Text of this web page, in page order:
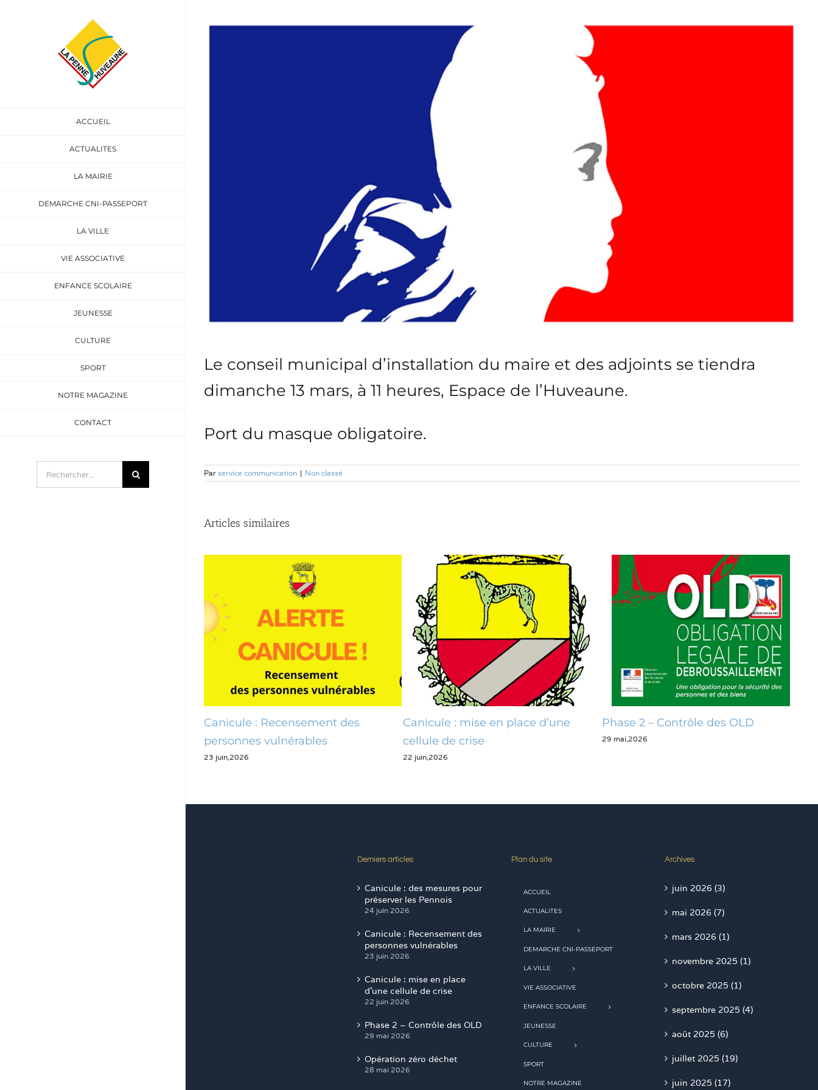
ACCUEIL
ACTUALITES
LA MAIRIE
DEMARCHE CNI-PASSEPORT
LA VILLE
VIE ASSOCIATIVE
ENFANCE SCOLAIRE
JEUNESSE
CULTURE
SPORT
NOTRE MAGAZINE
CONTACT
l'image
Le conseil municipal d’installation du maire et des adjoints se tiendra
dimanche 13 mars, à 11 heures, Espace de l’Huveaune.
Port du masque obligatoire.
Par service communication | Non classé
Articles similaires
Canicule : Recensement des
personnes vulnérables
23 juin,2026
Canicule : mise en place d’une
cellule de crise
22 juin,2026
Phase 2 – Contrôle des OLD
29 mai,2026
Derniers articles
Canicule : des mesures pour
préserver les Pennois
24 juin 2026
Canicule : Recensement des
personnes vulnérables
23 juin 2026
Canicule : mise en place
d’une cellule de crise
22 juin 2026
Phase 2 – Contrôle des OLD
29 mai 2026
Opération zéro déchet
28 mai 2026
Plan du site
ACCUEIL
ACTUALITES
LA MAIRIE
DEMARCHE CNI-PASSEPORT
LA VILLE
VIE ASSOCIATIVE
ENFANCE SCOLAIRE
JEUNESSE
CULTURE
SPORT
NOTRE MAGAZINE
Archives
juin 2026 (3)
mai 2026 (7)
mars 2026 (1)
novembre 2025 (1)
octobre 2025 (1)
septembre 2025 (4)
août 2025 (6)
juillet 2025 (19)
juin 2025 (17)